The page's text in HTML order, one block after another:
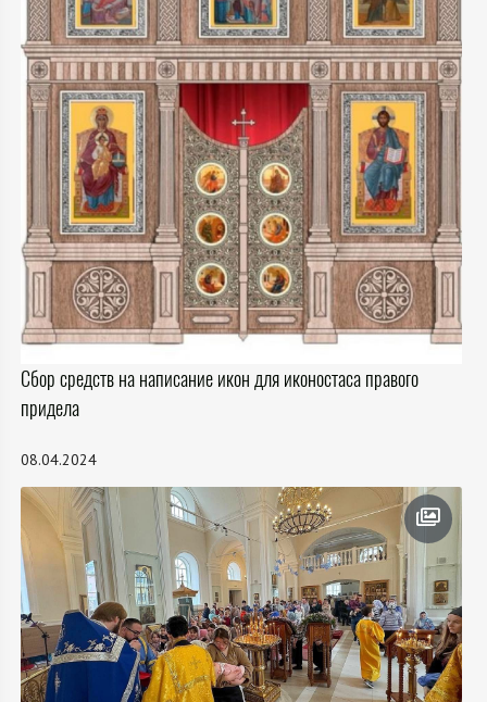
Сбор средств на написание икон для иконостаса правого
придела
08.04.2024